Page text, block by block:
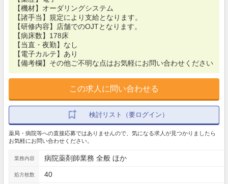
【機材】オーダリングシステム
【諸手当】規定により支給となります。
【研修内容】店舗でのOJTとなります。
【病床数】178床
【当直・夜勤】なし
【電子カルテ】あり
【備考欄】その他ご不明な点はお気軽にお問い合わせください
この求人に問い合わせる
検討リスト（要ログイン）
薬局・病院等への直接応募ではありませんので、気になる求人が見つかりましたら
お気軽にお問い合わせください。
業務内容 病院薬剤師業務 全般 ほか
処方枚数 40